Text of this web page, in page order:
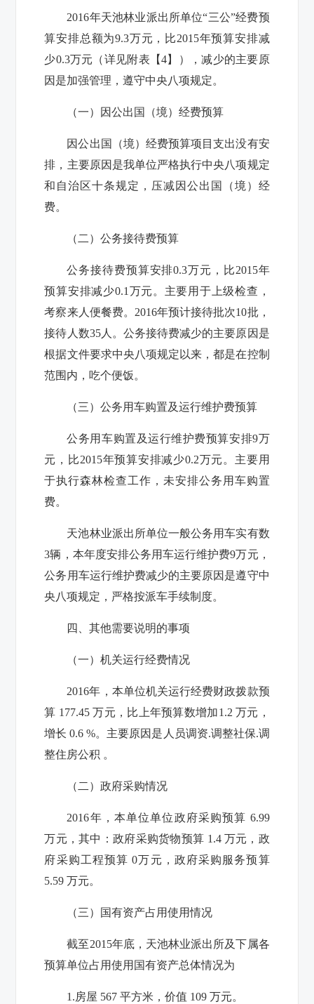
2016年天池林业派出所单位“三公”经费预
算安排总额为9.3万元，比2015年预算安排减
少0.3万元（详见附表【4】），减少的主要原
因是加强管理，遵守中央八项规定。
（一）因公出国（境）经费预算
因公出国（境）经费预算项目支出没有安
排，主要原因是我单位严格执行中央八项规定
和自治区十条规定，压减因公出国（境）经
费。
（二）公务接待费预算
公务接待费预算安排0.3万元，比2015年
预算安排减少0.1万元。主要用于上级检查，
考察来人便餐费。2016年预计接待批次10批，
接待人数35人。公务接待费减少的主要原因是
根据文件要求中央八项规定以来，都是在控制
范围内，吃个便饭。
（三）公务用车购置及运行维护费预算
公务用车购置及运行维护费预算安排9万
元，比2015年预算安排减少0.2万元。主要用
于执行森林检查工作，未安排公务用车购置
费。
天池林业派出所单位一般公务用车实有数
3辆，本年度安排公务用车运行维护费9万元，
公务用车运行维护费减少的主要原因是遵守中
央八项规定，严格按派车手续制度。
四、其他需要说明的事项
（一）机关运行经费情况
2016年，本单位机关运行经费财政拨款预
算 177.45 万元，比上年预算数增加1.2 万元，
增长 0.6 %。主要原因是人员调资.调整社保.调
整住房公积 。
（二）政府采购情况
2016年，本单位单位政府采购预算 6.99
万元，其中：政府采购货物预算 1.4 万元，政
府采购工程预算 0万元，政府采购服务预算
5.59 万元。
（三）国有资产占用使用情况
截至201 5年底， 天池林业派出所及下属各
预算单位占用使用国有资产总体情况为
1.房屋 567 平方米，价值 109 万元。